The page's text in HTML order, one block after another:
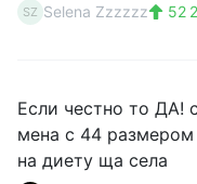
SZ Selena Zzzzzz 52
Если честно то ДА!
мена с 44 размером
на диету ща села